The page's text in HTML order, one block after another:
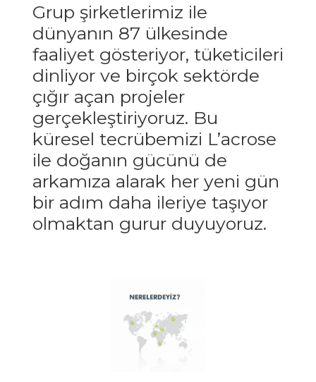
Grup şirketlerimiz ile
dünyanın 87 ülkesinde
faaliyet gösteriyor, tüketicileri
dinliyor ve birçok sektörde
çığır açan projeler
gerçekleştiriyoruz. Bu
küresel tecrübemizi L’acrose
ile doğanın gücünü de
arkamıza alarak her yeni gün
bir adım daha ileriye taşıyor
olmaktan gurur duyuyoruz.